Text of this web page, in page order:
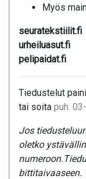
Myös
seuratekstiilit.fi
urheiluasut.fi
pelipaidat.fi
Tiedustelut
tai soita puh.
Jos
oletko
bittitaivaaseen.